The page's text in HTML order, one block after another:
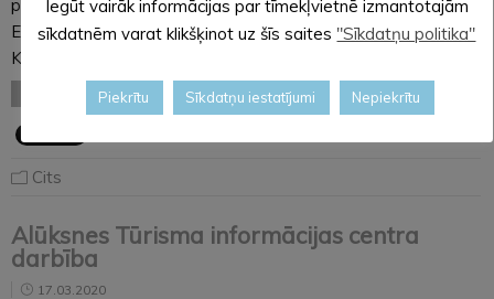
pārvietošanās caur sauszemes robežšķērsošanas vietām uz
Eiropas Savienības ārējās robežas, tas ir, uz Latvijas –
Krievijas un Latvijas…
Cits
Alūksnes Tūrisma informācijas centra
darbība
17.03.2020
Iegūt vairāk informācijas par tīmekļvietnē izmantotajām
sīkdatnēm varat klikšķinot uz šīs saites "Sīkdatņu politika"
Piekrītu Sīkdatņu iestatījumi Nepiekrītu